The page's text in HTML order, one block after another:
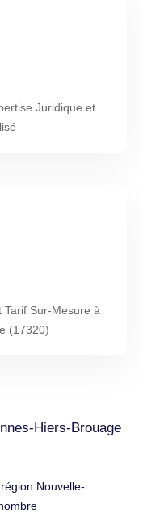
Juridique et
Tarif Sur-Mesure à
(17320)
Hiers-Brouage
Nouvelle-